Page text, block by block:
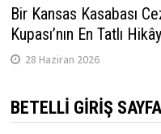
Bir Kansas Kasabası
Kupası’nın En Tatlı
28 Haziran 2026
BETELLI GIRIŞ